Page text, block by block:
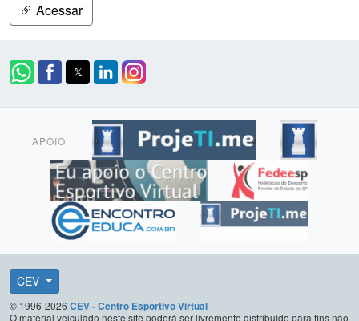
Acessar
APOIO
CEV
© 1996-2026 CEV - Centro Esportivo Virtual
O material veiculado neste site poderá ser livremente distribuído para fins não